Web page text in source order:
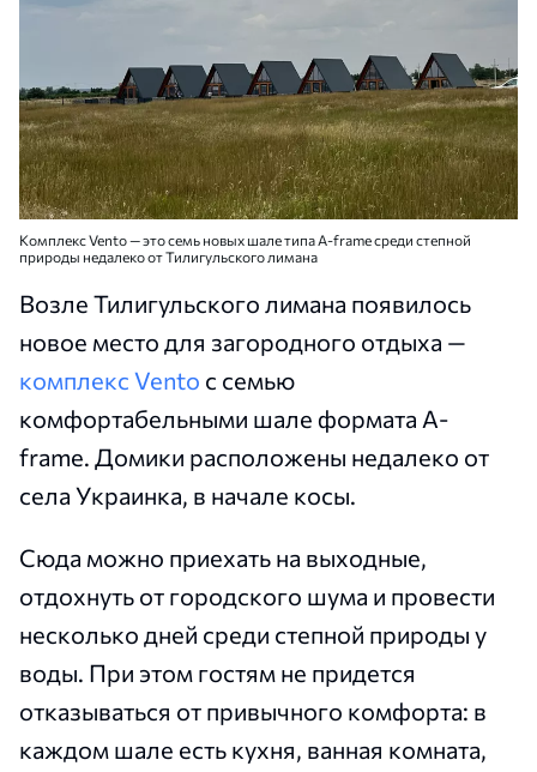
Комплекс Vento — это семь новых шале типа A-frame среди степной
природы недалеко от Тилигульского лимана
Возле Тилигульского лимана появилось
новое место для загородного отдыха —
комплекс Vento с семью
комфортабельными шале формата A-
frame. Домики расположены недалеко от
села Украинка, в начале косы.
Сюда можно приехать на выходные,
отдохнуть от городского шума и провести
несколько дней среди степной природы у
воды. При этом гостям не придется
отказываться от привычного комфорта: в
каждом шале есть кухня, ванная комната,